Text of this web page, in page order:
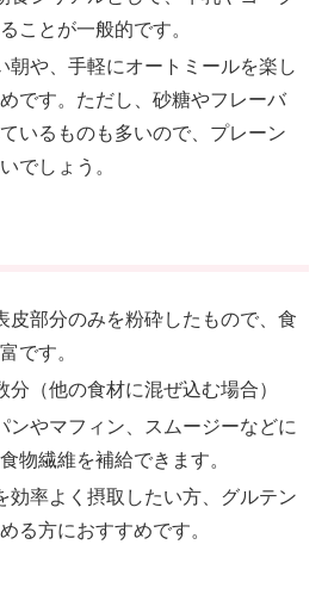
ことが一般的です。
朝や、手軽にオートミールを楽し
です。ただし、砂糖やフレーバ
いるものも多いので、プレーン
でしょう。
皮部分のみを粉砕したもので、食
です。
分（他の食材に混ぜ込む場合）
ンやマフィン、スムージーなどに
物繊維を補給できます。
効率よく摂取したい方、グルテン
る方におすすめです。